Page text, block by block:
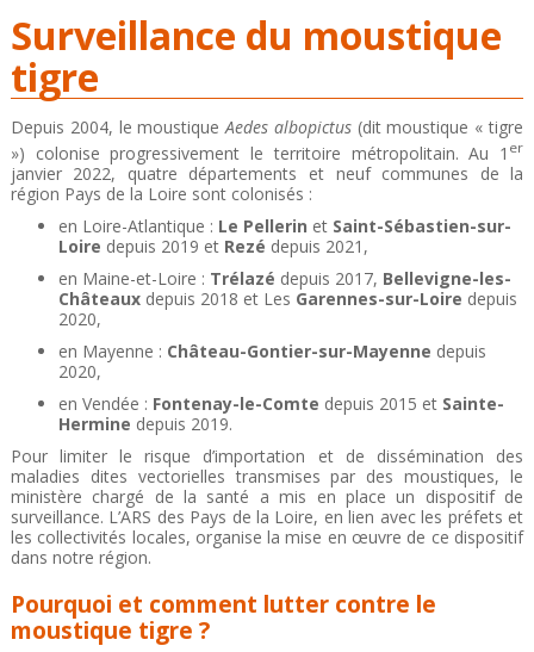
Surveillance du moustique
tigre
Depuis 2004, le moustiqueAedes albopictus(dit moustique « tigre
») colonise progressivement le territoire métropolitain. Au 1 er
janvier 2022, quatre départements et neuf communes de la
région Pays de la Loire sont colonisés :
en Loire-Atlantique : Le Pellerin et Saint-Sébastien-sur-
Loire depuis 2019 et Rezé depuis 2021,
en Maine-et-Loire : Trélazé depuis 2017, Bellevigne-les-
Châteauxdepuis 2018 et Les Garennes-sur-Loire depuis
2020,
en Mayenne : Château-Gontier-sur-Mayenne depuis
2020,
en Vendée : Fontenay-le-Comte depuis 2015 et Sainte-
Hermine depuis 2019.
Pour limiter le risque d’importation et de dissémination des
maladies dites vectorielles transmises par des moustiques, le
ministère chargé de la santé a mis en place un dispositif de
surveillance. L’ARS des Pays de la Loire, en lien avec les préfets et
les collectivités locales, organise la mise en œuvre de ce dispositif
dans notre région.
Pourquoi et comment lutter contre le
moustique tigre ?